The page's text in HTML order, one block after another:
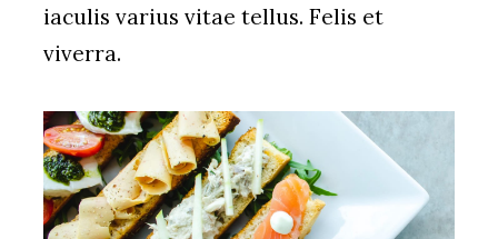
iaculis varius vitae tellus. Felis et
viverra.